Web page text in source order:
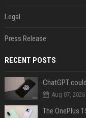
Legal
Press Release
RECENT POSTS
Aug 07, 2026
The OnePlus